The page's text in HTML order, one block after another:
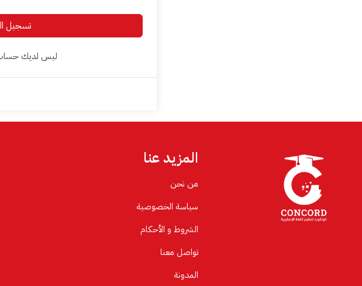
تسجيل
ليس لديك
المزيد عنا
من نحن
سياسة الخصوصية
الشروط و الأحكام
تواصل معنا
المدونة